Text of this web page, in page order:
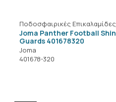
Ποδοσφαιρικές Επικαλαμίδες
Joma Panther Football Shin
Guards 401678320
Joma
401678-320